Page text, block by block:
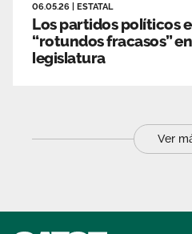
06.05.26 ESTATAL
Los partidos políticos
“rotundos fracasos”
legislatura
Ver